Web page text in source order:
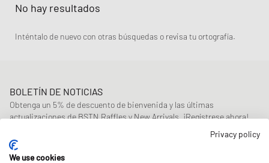
No hay resultados
Inténtalo de nuevo con otras búsquedas o revisa tu ortografía.
BOLETÍN DE NOTICIAS
Obtenga un 5% de descuento de bienvenida y las últimas
actualizaciones de BSTN Raffles y New Arrivals. ¡Regístrese ahora!
Correo electrónico
Privacy policy
We use cookies